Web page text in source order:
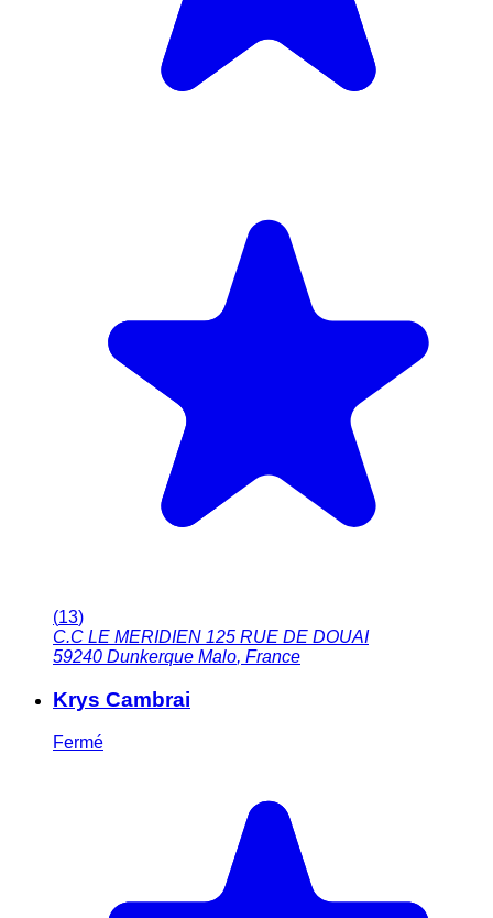
(13)
C.C LE MERIDIEN 125 RUE DE DOUAI
59240 Dunkerque Malo, France
Krys Cambrai
Fermé